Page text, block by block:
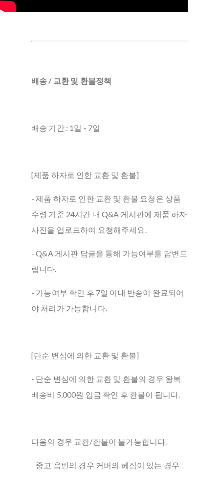
배송 / 교환 및 환불정책
배송 기간 : 1일 - 7일
[제품 하자로 인한 교환 및 환불]
- 제품 하자로 인한 교환 및 환불 요청은 상품
수령 기준 24시간 내 Q&A 게시판에 제품 하자
사진을 업로드하여 요청해주세요.
- Q&A 게시판 답글을 통해 가능여부를 답변드
립니다.
- 가능여부 확인 후 7일 이내 반송이 완료되어
야 처리가 가능합니다.
[단순 변심에 의한 교환 및 환불]
- 단순 변심에 의한 교환 및 환불의 경우 왕복
배송비 5,000원 입금 확인 후 환불이 됩니다.
다음의 경우 교환/환불이 불가능합니다.
- 중고 음반의 경우 커버의 헤짐이 있는 경우